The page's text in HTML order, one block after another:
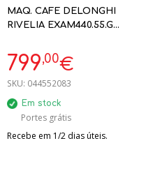
MAQ. CAFE DELONGHI
RIVELIA EXAM440.55.G
AUTOMÁTICA
799,00€
SKU: 044552083
Em stock
Portes grátis
Recebe em 1/2 dias úteis.